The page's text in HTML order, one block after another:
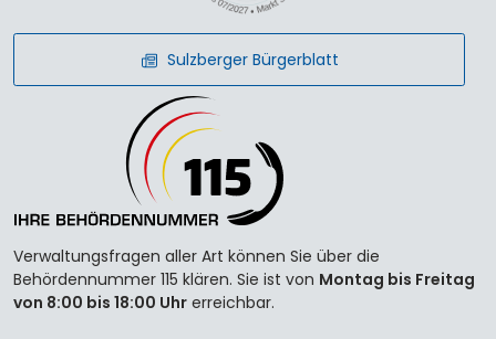
Sulzberger Bürgerblatt
Verwaltungsfragen aller Art können Sie über die
Behördennummer 115 klären. Sie ist von Montag bis Freitag
von 8:00 bis 18:00 Uhr erreichbar.